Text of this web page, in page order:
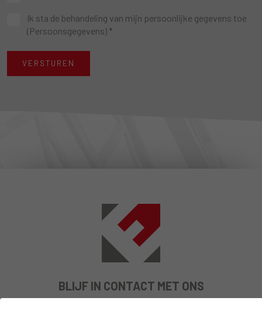
Ik sta de behandeling van mijn persoonlijke gegevens toe
( Persoonsgegevens) *
VERSTUREN
BLIJF IN CONTACT MET ONS